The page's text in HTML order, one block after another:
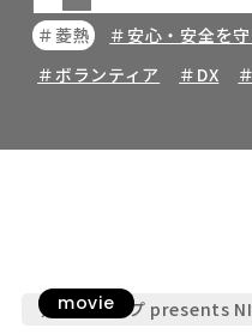
＃菱熱 ＃安心・安全を
＃ボランティア
＃DX
movie
九電グループ presents